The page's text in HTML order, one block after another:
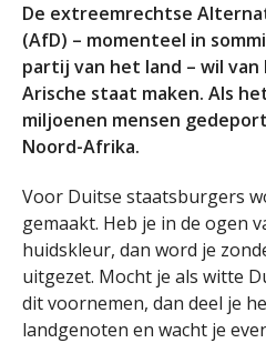
De extreemrechtse
(AfD) – momenteel in
partij van het land – wil
Arische staat maken. Als
miljoenen mensen
Noord-Afrika.
Voor Duitse staatsburgers
gemaakt. Heb je in de ogen
huidskleur, dan word je
uitgezet. Mocht je als witte
dit voornemen, dan deel je
landgenoten en wacht je